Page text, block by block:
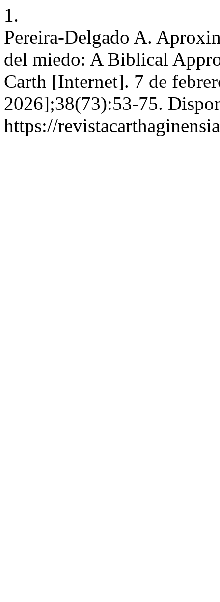
1.
Pereira-Delgado A.
del miedo: A Biblical
Carth [Internet]. 7 de
2026];38(73):53-75.
https://